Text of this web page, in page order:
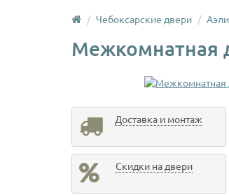
Чебоксарские двери
Межкомнатная
Доставка и монтаж
Скидки на двери